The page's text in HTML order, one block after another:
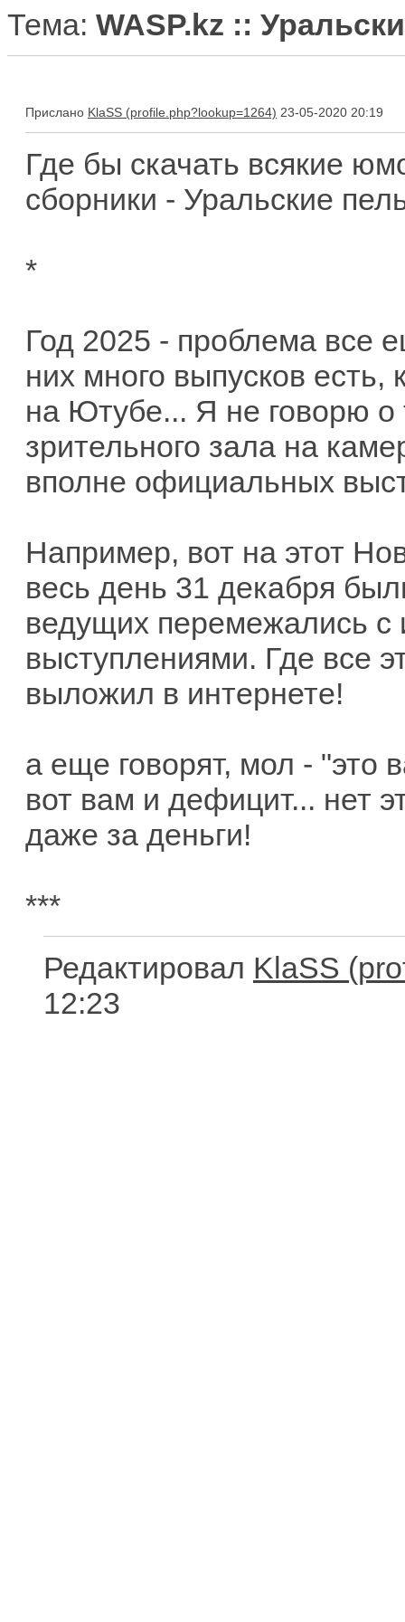
Тема: WASP.kz ::
Прислано KlaSS 23-05-2020 20:19
Где бы скачать всякие
сборники - Уральские
*
Год 2025 - проблема все
них много выпусков есть,
на Ютубе... Я не говорю о
зрительного зала на
вполне официальных
Например, вот на этот
весь день 31 декабря
ведущих перемежались с
выступлениями. Где все
выложил в интернете!
а еще говорят, мол - "это
вот вам и дефицит... нет
даже за деньги!
***
Редактировал KlaSS
12:23